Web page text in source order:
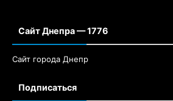
Сайт Днепра — 1776
Сайт города Днепр
Подписаться